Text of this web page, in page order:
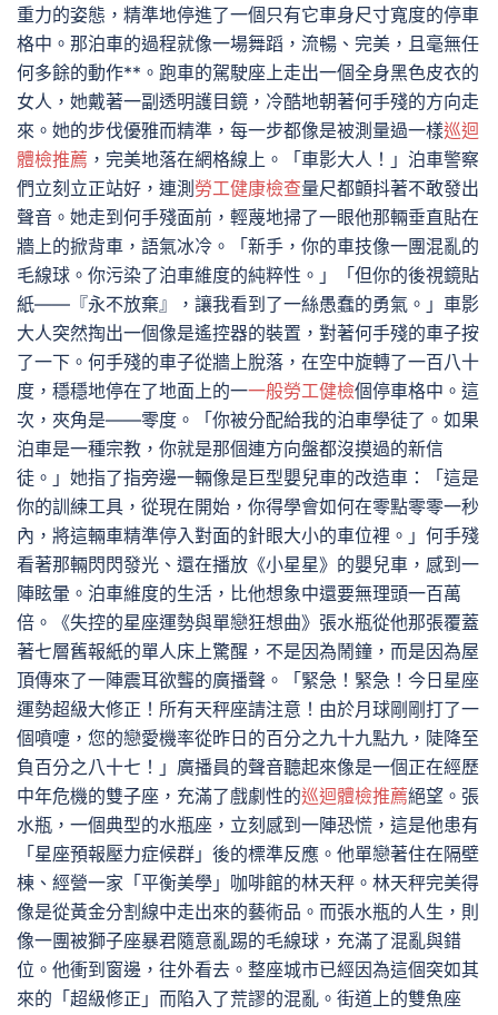
重力的姿態，精準地停進了一個只有它車身尺寸寬度的停車
格中。那泊車的過程就像一場舞蹈，流暢、完美，且毫無任
何多餘的動作**。跑車的駕駛座上走出一個全身黑色皮衣的
女人，她戴著一副透明護目鏡，冷酷地朝著何手殘的方向走
來。她的步伐優雅而精準，每一步都像是被測量過一樣巡迴
體檢推薦 ，完美地落在網格線上。「車影大人！」泊車警察
們立刻立正站好，連測 勞工健康檢查量尺都顫抖著不敢發出
聲音。她走到何手殘面前，輕蔑地掃了一眼他那輛垂直貼在
牆上的掀背車，語氣冰冷。「新手，你的車技像一團混亂的
毛線球。你污染了泊車維度的純粹性。」「但你的後視鏡貼
紙——『永不放棄』，讓我看到了一絲愚蠢的勇氣。」車影
大人突然掏出一個像是遙控器的裝置，對著何手殘的車子按
了一下。何手殘的車子從牆上脫落，在空中旋轉了一百八十
度，穩穩地停在了地面上的一一般勞工健檢個停車格中。這
次，夾角是——零度。「你被分配給我的泊車學徒了。如果
泊車是一種宗教，你就是那個連方向盤都沒摸過的新信
徒。」她指了指旁邊一輛像是巨型嬰兒車的改造車：「這是
你的訓練工具，從現在開始，你得學會如何在零點零零一秒
內，將這輛車精準停入對面的針眼大小的車位裡。」何手殘
看著那輛閃閃發光、還在播放《小星星》的嬰兒車，感到一
陣眩暈。泊車維度的生活，比他想象中還要無理頭一百萬
倍。《失控的星座運勢與單戀狂想曲》張水瓶從他那張覆蓋
著七層舊報紙的單人床上驚醒，不是因為鬧鐘，而是因為屋
頂傳來了一陣震耳欲聾的廣播聲。「緊急！緊急！今日星座
運勢超級大修正！所有天秤座請注意！由於月球剛剛打了一
個噴嚏，您的戀愛機率從昨日的百分之九十九點九，陡降至
負百分之八十七！」廣播員的聲音聽起來像是一個正在經歷
中年危機的雙子座，充滿了戲劇性的巡迴體檢推薦絕望。張
水瓶，一個典型的水瓶座，立刻感到一陣恐慌，這是他患有
「星座預報壓力症候群」後的標準反應。他單戀著住在隔壁
棟、經營一家「平衡美學」咖啡館的林天秤。林天秤完美得
像是從黃金分割線中走出來的藝術品。而張水瓶的人生，則
像一團被獅子座暴君隨意亂踢的毛線球，充滿了混亂與錯
位。他衝到窗邊，往外看去。整座城市已經因為這個突如其
來的「超級修正」而陷入了荒謬的混亂。街道上的雙魚座